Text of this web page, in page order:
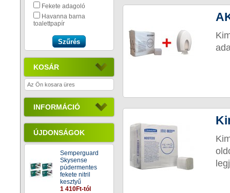
Fekete adagoló
Havanna barna
toalettpapír
KOSÁR
Az Ön kosara üres
INFORMÁCIÓ
ÚJDONSÁGOK
Semperguard
Skysense
púdermentes
fekete nitril
kesztyű
1 410Ft-tól